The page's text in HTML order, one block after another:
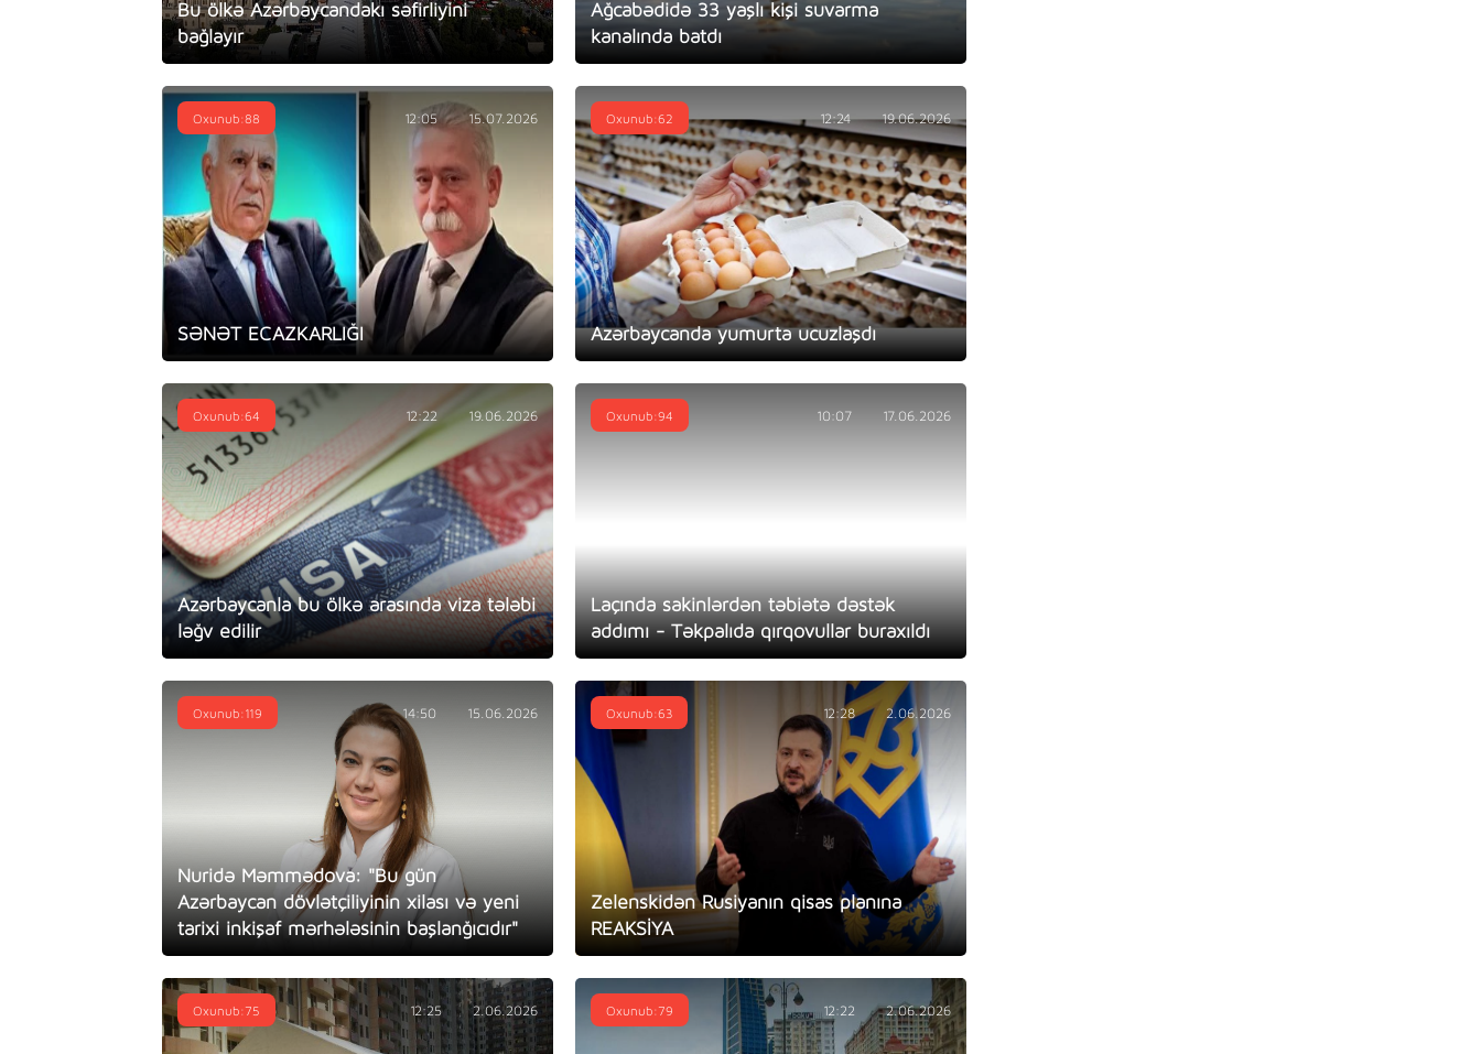
Bu ölkə Azərbaycandakı səfirliyini
bağlayır
Ağcabədidə 33 yaşlı kişi suvarma
kanalında batdı
SƏNƏT ECAZKARLIĞI
Oxunub:88 12:05 15.07.2026
Azərbaycanda yumurta ucuzlaşdı
Oxunub:62 12:24 19.06.2026
Azərbaycanla bu ölkə arasında viza tələbi
ləğv edilir
Oxunub:64 12:22 19.06.2026
Laçında sakinlərdən təbiətə dəstək
addımı - Təkpalıda qırqovullar buraxıldı
Oxunub:94 10:07 17.06.2026
Nuridə Məmmədova: "Bu gün
Azərbaycan dövlətçiliyinin xilası və yeni
tarixi inkişaf mərhələsinin başlanğıcıdır"
Oxunub:119 14:50 15.06.2026
Zelenskidən Rusiyanın qisas planına
REAKSİYA
Oxunub:63 12:28 2.06.2026
Oxunub:75 12:25 2.06.2026 Oxunub:79 12:22 2.06.2026